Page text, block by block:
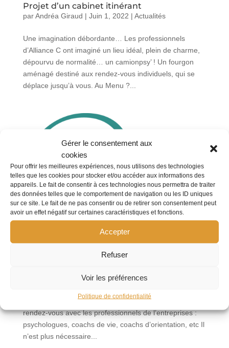
Gérer le consentement aux
cookies
Pour offrir les meilleures expériences, nous utilisons des technologies
telles que les cookies pour stocker et/ou accéder aux informations des
appareils. Le fait de consentir à ces technologies nous permettra de traiter
des données telles que le comportement de navigation ou les ID uniques
sur ce site. Le fait de ne pas consentir ou de retirer son consentement peut
avoir un effet négatif sur certaines caractéristiques et fonctions.
Accepter
Refuser
Voir les préférences
Politique de confidentialité
Projet d’un cabinet itinérant
parAndréa Giraud | Juin 1, 2022 | Actualités
Une imagination débordante… Les professionnels
d’Alliance C ont imaginé un lieu idéal, plein de charme,
dépourvu de normalité… un camionpsy’ ! Un fourgon
aménagé destiné aux rendez-vous individuels, qui se
déplace jusqu’à vous. Au Menu ?...
vos équipes, une priorité
lance et ouvre son propre site d’écoute et de prise de
rendez-vous avec les professionnels de l’entreprises :
psychologues, coachs de vie, coachs d’orientation, etc Il
n’est plus nécessaire...